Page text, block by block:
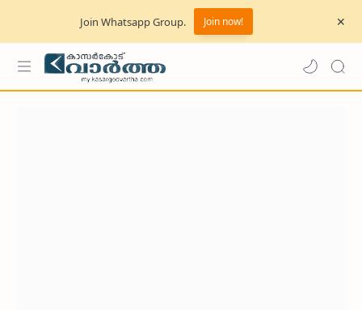
Join Whatsapp Group. Join now!